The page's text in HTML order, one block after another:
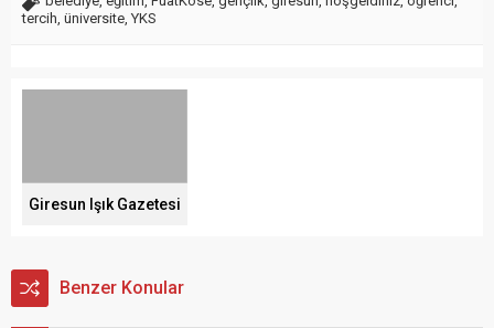
tercih, üniversite, YKS
Giresun Işık Gazetesi
Benzer Konular